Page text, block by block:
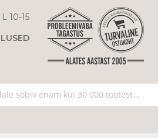
10-15